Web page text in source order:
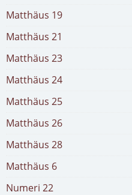
Matthäus 19
Matthäus 21
Matthäus 23
Matthäus 24
Matthäus 25
Matthäus 26
Matthäus 28
Matthäus 6
Numeri 22